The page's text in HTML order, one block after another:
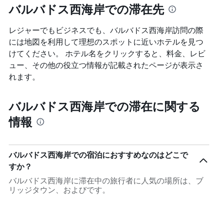
バルバドス西海岸での滞在先
レジャーでもビジネスでも、バルバドス西海岸​訪問の際
には地図を利用して理想のスポットに近いホテルを見つ
けてください。 ホテル名をクリックすると、料金、レビ
ュー、その他の役立つ情報が記載されたページが表示さ
れます。
バルバドス西海岸での滞在に関する
情報
バルバドス西海岸での宿泊におすすめなのはどこで
すか？
バルバドス西海岸に滞在中の旅行者に人気の場所は、ブ
リッジタウン、およびです。